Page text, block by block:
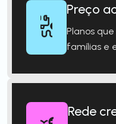
Preço
Planos
famílias e
Rede